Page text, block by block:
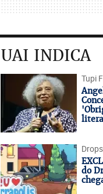
UAI INDICA
Tupi
do